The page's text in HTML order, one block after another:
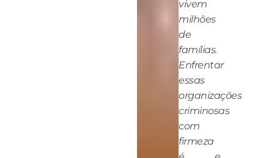
vivem
milhões
de
famílias.
Enfrentar
essas
organizações
criminosas
com
firmeza